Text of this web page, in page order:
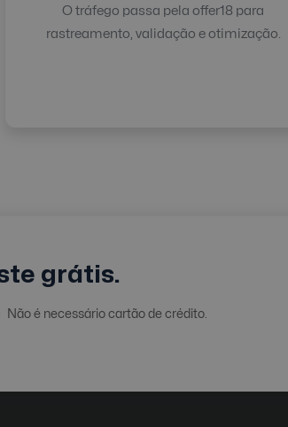
O tráfego passa pela offer18 para
rastreamento, validação e otimização.
grátis.
Não é necessário cartão de crédito.